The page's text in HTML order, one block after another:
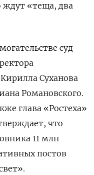
ждут «теща, два
суд
Суханова
Романовского.
глава «Ростеха»
что
11 млн
постов